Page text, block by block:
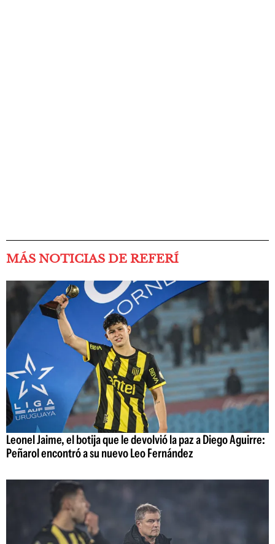
MÁS NOTICIAS DE REFERÍ
Leonel Jaime, el botija que le devolvió la paz a Diego Aguirre:
Peñarol encontró a su nuevo Leo Fernández